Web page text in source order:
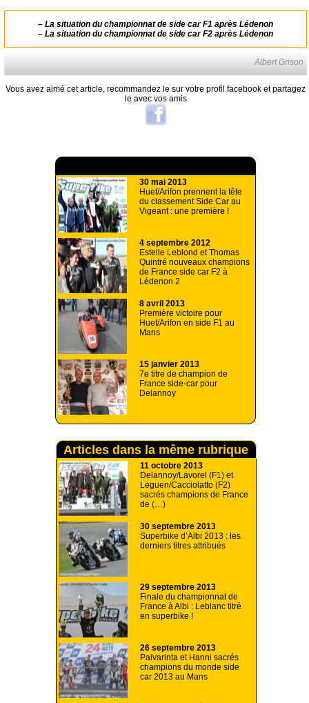
– La situation du championnat de side car F1 après Lédenon
– La situation du championnat de side car F2 après Lédenon
Albert Grison
Vous avez aimé cet article, recommandez le sur votre profil facebook et partagez
le avec vos amis
30 mai 2013
Huet/Arifon prennent la tête
du classement Side Car au
Vigeant : une première !
4 septembre 2012
Estelle Leblond et Thomas
Quintré nouveaux champions
de France side car F2 à
Lédenon 2
8 avril 2013
Première victoire pour
Huet/Arifon en side F1 au
Mans
15 janvier 2013
7e titre de champion de
France side-car pour
Delannoy
Articles dans la même rubrique
11 octobre 2013
Delannoy/Lavorel (F1) et
Leguen/Cacciolatto (F2)
sacrés champions de France
de (…)
30 septembre 2013
Superbike d’Albi 2013 : les
derniers titres attribués
29 septembre 2013
Finale du championnat de
France à Albi : Leblanc titré
en superbike !
26 septembre 2013
Paivarinta et Hanni sacrés
champions du monde side
car 2013 au Mans